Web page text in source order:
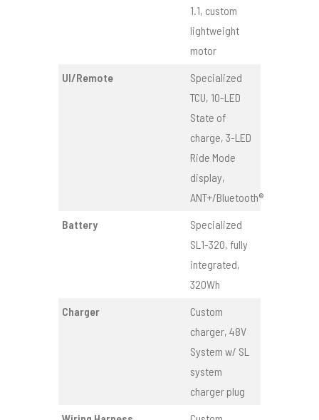
1.1, custom
lightweight
motor
UI/Remote
Specialized
TCU, 10-LED
State of
charge, 3-LED
Ride Mode
display,
ANT+/Bluetooth®
Battery
Specialized
SL1-320, fully
integrated,
320Wh
Charger
Custom
charger, 48V
System w/ SL
system
charger plug